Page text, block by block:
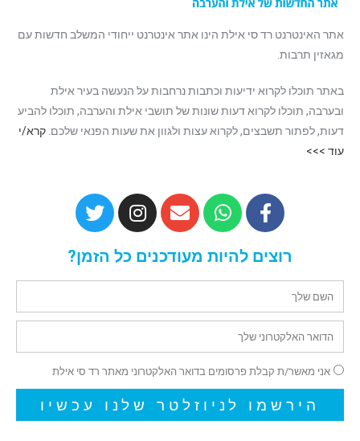
אתר האינטרנט רד סי אילת הינו אתר אינטרנט ייחודי המשלב חדשות עם
מגאזין תרבות.
באתר תוכלו לקרוא ידיעות וכתבות נרחבות על הנעשה בעיר אילת
ובערבה, תוכלו לקרוא דעות שונות של תושבי אילת והערבה, תוכלו להביע
דעות, לפתור תשבצים, לקרוא עצות ולגוון את שעות הפנאי שלכם. קרא/י
עוד >>>
רוצים להיות מעודכנים כל הזמן?
אני מאשר/ת קבלת פרסומים בדואר האלקטרוני מאתר רד סי אילת
הירשמו לניוזלטר שלנו עכשיו